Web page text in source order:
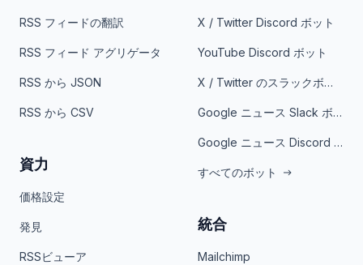
RSS フィードの翻訳
RSS フィード アグリゲータ
RSS から JSON
RSS から CSV
資力
価格設定
発見
RSSビューア
X / Twitter Discord ボット
YouTube Discord ボット
X / Twitter のスラックボット
Google ニュース Slack ボット
Google ニュース Discord ボット
すべてのボット
統合
Mailchimp